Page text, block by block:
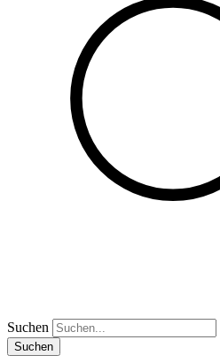
Suchen
Suchen